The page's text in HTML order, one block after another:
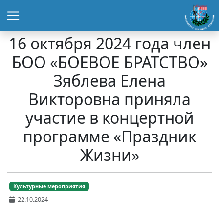
16 октября 2024 года член
БОО «БОЕВОЕ БРАТСТВО»
Зяблева Елена
Викторовна приняла
участие в концертной
программе «Праздник
Жизни»
Культурные мероприятия
22.10.2024